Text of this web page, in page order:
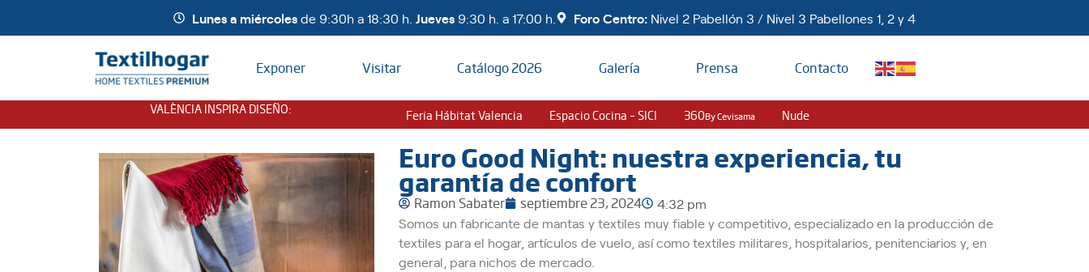
Lunes a miércolesde 9:30h a 18:30 h. Jueves 9:30 h. a 17:00 h. Foro Centro: Nivel 2 Pabellón 3 / Nivel 3 Pabellones 1, 2 y 4
Exponer Visitar Catálogo 2026 Galería Prensa Contacto
VALÈNCIA INSPIRA DISEÑO: Feria Hábitat Valencia Espacio Cocina – SICI 360By Cevisama Nude
Euro Good Night: nuestra experiencia, tu
garantía de confort
Ramon Sabater septiembre 23, 2024
4:32 pm
Somos un fabricante de mantas y textiles muy fiable y competitivo, especializado en la producción de
textiles para el hogar, artículos de vuelo, así como textiles militares, hospitalarios, penitenciarios y, en
general, para nichos de mercado.